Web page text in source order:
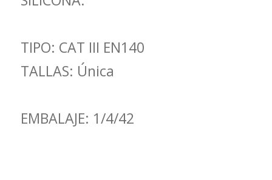
TIPO: CAT III EN140
TALLAS: Única
EMBALAJE: 1/4/42